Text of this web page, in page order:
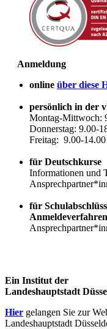
Anmeldung
online über diese
persönlich in der
Montag-Mittwoch:
Donnerstag: 9.00-
Freitag: 9.00-
für Deutschkurse
Informationen und
für
Anmeldeverfahren
Ein Institut der
Landeshauptstadt
Hier gelangen Sie zur
Landeshauptstadt